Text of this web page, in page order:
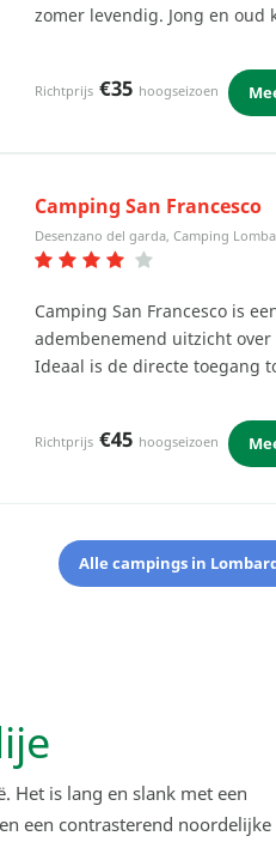
zomer levendig. Jong en
Richtprijs €35 hoogseizoen
Camping San Francesco
Desenzano del garda, Camping
Camping San Francesco is
adembenemend uitzicht
Ideaal is de directe toegang
Richtprijs €45 hoogseizoen
Alle campings in
Het is lang en slank met een
een contrasterend noordelijke